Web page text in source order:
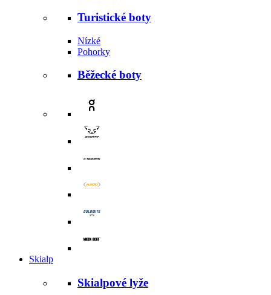
Turistické boty
Nízké
Pohorky
Běžecké boty
Skialp
Skialpové lyže